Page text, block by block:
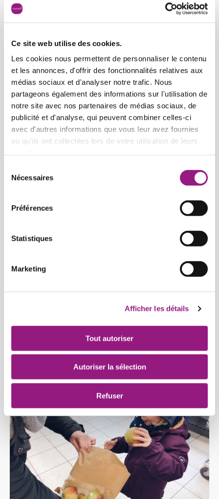
Ce site web utilise des cookies.
Les cookies nous permettent de personnaliser le contenu
et les annonces, d'offrir des fonctionnalités relatives aux
médias sociaux et d'analyser notre trafic. Nous
partageons également des informations sur l'utilisation de
notre site avec nos partenaires de médias sociaux, de
publicité et d'analyse, qui peuvent combiner celles-ci
avec d'autres informations que vous leur avez fournies
ou qu'ils ont collectées lors de votre utilisation de leurs
Nécessaires
Préférences
Statistiques
Marketing
Afficher les détails
Tout autoriser
Autoriser la sélection
Refuser
La qualité nous tient à cœur
produits frais, notamment des fruits et légumes de
saison, privilégiant principalement l’agriculture biologique
et les produits régionaux.